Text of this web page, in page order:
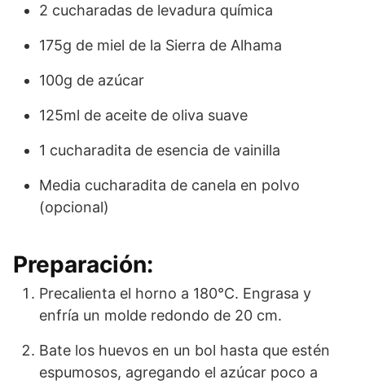
2 cucharadas de levadura química
175g de miel de la Sierra de Alhama
100g de azúcar
125ml de aceite de oliva suave
1 cucharadita de esencia de vainilla
Media cucharadita de canela en polvo
(opcional)
Preparación:
Precalienta el horno a 180°C. Engrasa y
enfría un molde redondo de 20 cm.
Bate los huevos en un bol hasta que estén
espumosos, agregando el azúcar poco a